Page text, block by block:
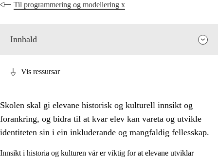
Til programmering og modellering x
Innhald
Vis ressursar
Skolen skal gi elevane historisk og kulturell innsikt og
forankring, og bidra til at kvar elev kan vareta og utvikle
identiteten sin i ein inkluderande og mangfaldig fellesskap.
Innsikt i historia og kulturen vår er viktig for at elevane utviklar